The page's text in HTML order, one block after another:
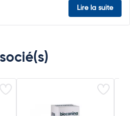
Lire la suite